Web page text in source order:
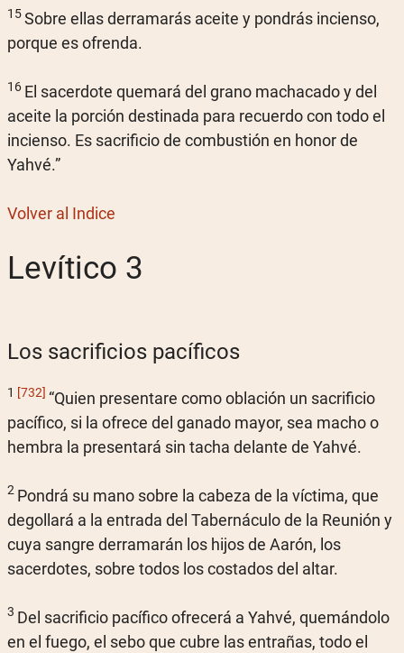
15Sobre ellas derramarás aceite y pondrás incienso,
porque es ofrenda.
16 El sacerdote quemará del grano machacado y del
aceite la porción destinada para recuerdo con todo el
incienso. Es sacrificio de combustión en honor de
Yahvé.”
Volver al Indice
Levítico 3
Los sacrificios pacíficos
1 [732] “Quien presentare como oblación un sacrificio
pacífico, si la ofrece del ganado mayor, sea macho o
hembra la presentará sin tacha delante de Yahvé.
2 Pondrá su mano sobre la cabeza de la víctima, que
degollará a la entrada del Tabernáculo de la Reunión y
cuya sangre derramarán los hijos de Aarón, los
sacerdotes, sobre todos los costados del altar.
3 Del sacrificio pacífico ofrecerá a Yahvé, quemándolo
en el fuego, el sebo que cubre las entrañas, todo el